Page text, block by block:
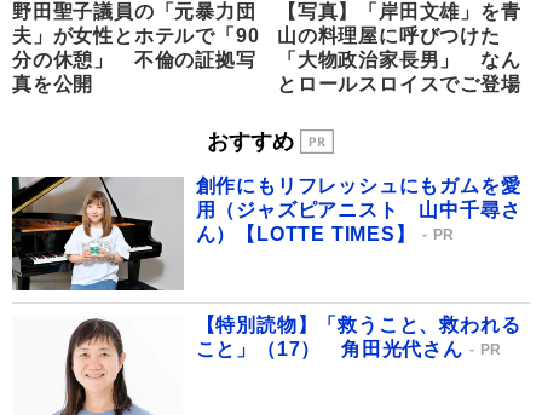
野田聖子議員の「元暴力団
夫」が女性とホテルで「90
分の休憩」 不倫の証拠写
真を公開
【写真】「岸田文雄」を青
山の料理屋に呼びつけた
「大物政治家長男」 なん
とロールスロイスでご登場
おすすめ
創作にもリフレッシュにもガムを愛
用（ジャズピアニスト 山中千尋さ
ん）【LOTTE TIMES】
PR
【特別読物】「救うこと、救われる
こと」（17） 角田光代さん
PR